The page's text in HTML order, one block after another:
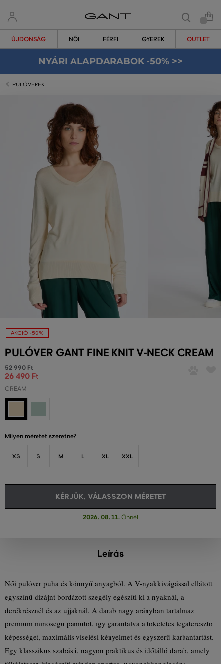
ÚJDONSÁG NŐI FÉRFI GYEREK OUTLET
NYÁRI ALAPDARABOK -50% >>
PULÓVEREK
AKCIÓ -50%
PULÓVER GANT FINE KNIT V-NECK CREAM
52 990 Ft
26 490 Ft
CREAM
Milyen méretet szeretne?
XS S M L XL XXL
KÉRJÜK, VÁLASSZON MÉRETET
2026. 08. 11. Önnél
Leírás
Női pulóver puha és könnyű anyagból. A V-nyakkivágással ellátott
egyszínű dizájnt bordázott szegély egészíti ki a nyaknál, a
derékrésznél és az ujjaknál. A darab nagy arányban tartalmaz
prémium minőségű pamutot, így garantálva a tökéletes légáteresztő
képességet, maximális viselési kényelmet és egyszerű karbantartást.
Egy klasszikus szabású, nagyon praktikus és időtálló darab, amely